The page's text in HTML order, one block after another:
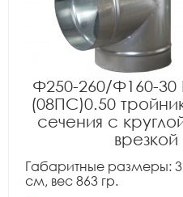
Ф250-260/Ф160-30
(08ПС)0.50
сечения с
врезкой
Габаритные размеры:
см, вес 863 гр.